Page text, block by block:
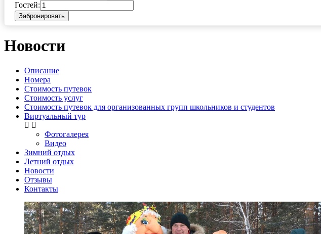
Гостей:
Забронировать
Новости
Описание
Номера
Стоимость путевок
Стоимость услуг
Стоимость путевок для организованных групп школьников и студентов
Виртуальный тур
Фотогалерея
Видео
Зимний отдых
Летний отдых
Новости
Отзывы
Контакты